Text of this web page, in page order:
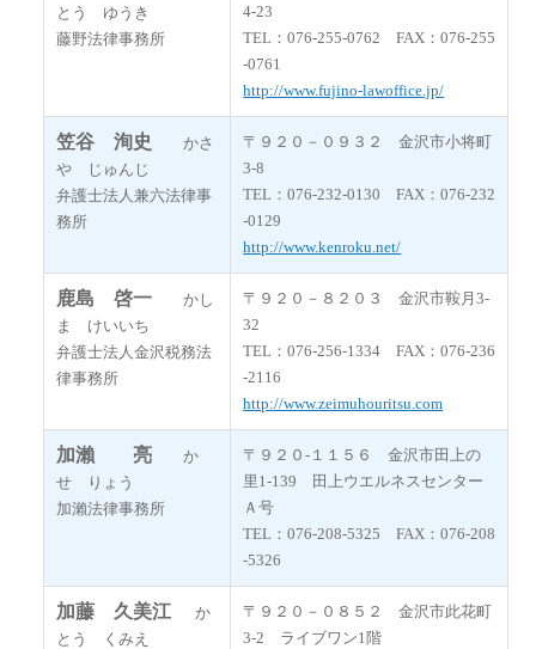
とう ゆうき
藤野法律事務所
4-23
TEL：076-255-0762 FAX：076-255
-0761
http://www.fujino-lawoffice.jp/
笠谷 洵史
かさ
や じゅんじ
弁護士法人兼六法律事
務所
〒９２０－０９３２ 金沢市小将町
3-8
TEL：076-232-0130 FAX：076-232
-0129
http://www.kenroku.net/
鹿島 啓一 かし
ま けいいち
弁護士法人金沢税務法
律事務所
〒９２０－８２０３ 金沢市鞍月3-
32
TEL：076-256-1334 FAX：076-236
-2116
http://www.zeimuhouritsu.com
加瀨 亮 か
せ りょう
加瀨法律事務所
〒９２０-１１５６ 金沢市田上の
里1-139 田上ウエルネスセンター
Ａ号
TEL：076-208-5325 FAX：076-208
-5326
加藤 久美江か
とう くみえ
〒９２０－０８５２ 金沢市此花町
3-2 ライブワン1階